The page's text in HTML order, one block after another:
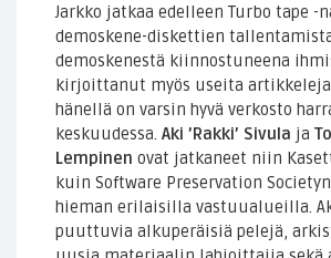
Jarkko jatkaa edelleen Turbo tape -
demoskene-diskettien
demoskenestä kiinnostuneena
kirjoittanut myös useita
hänellä on varsin hyvä verkosto
keskuudessa. Aki ’Rakki’ Sivula ja
Lempinen ovat jatkaneet niin
kuin Software Preservation
hieman erilaisilla vastuualueilla.
puuttuvia alkuperäisiä pelejä,